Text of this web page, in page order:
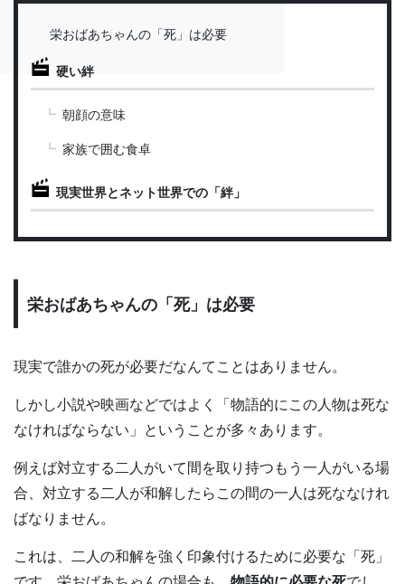
栄おばあちゃんの「死」は必要
硬い絆
朝顔の意味
家族で囲む食卓
現実世界とネット世界での「絆」
栄おばあちゃんの「死」は必要
現実で誰かの死が必要だなんてことはありません。
しかし小説や映画などではよく「物語的にこの人物は死な
なければならない」ということが多々あります。
例えば対立する二人がいて間を取り持つもう一人がいる場
合、対立する二人が和解したらこの間の一人は死ななけれ
ばなりません。
これは、二人の和解を強く印象付けるために必要な「死」